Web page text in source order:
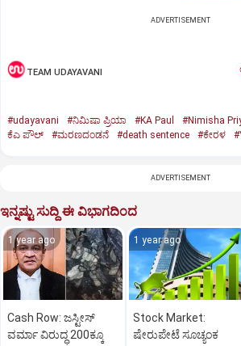
ADVERTISEMENT
TEAM UDAYAVANI
#udayavani #ನಿಮಿಷಾ ಪ್ರಿಯಾ #KA Paul #Nimisha
ಕೆಎ ಪೌಲ್
#ಮರಣದಂಡನೆ #death sentence #ಕೇರಳ
ADVERTISEMENT
ಇನ್ನಷ್ಟು ಸುದ್ದಿ ಈ ವಿಭಾಗದಿಂದ
1 year ago
Cash Row: ಜಸ್ಟೀಸ್‌
ವರ್ಮಾ ವಿರುದ್ಧ 200ಕ್ಕೂ
1 year ago
Stock Market:
ಷೇರುಪೇಟೆ ಸೂಚ್ಯಂಕ